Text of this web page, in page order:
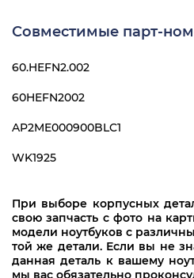
Совместимые парт-
60.HEFN2.002
60HEFN2002
AP2ME000900BLC1
WK1925
При выборе корпусных
свою запчасть с фото на
модели ноутбуков с
той же детали. Если вы не
данная деталь к вашему
мы вас обязательно